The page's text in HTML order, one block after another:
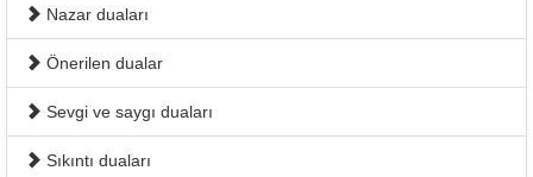
Nazar duaları
Önerilen dualar
Sevgi ve saygı duaları
Sıkıntı duaları